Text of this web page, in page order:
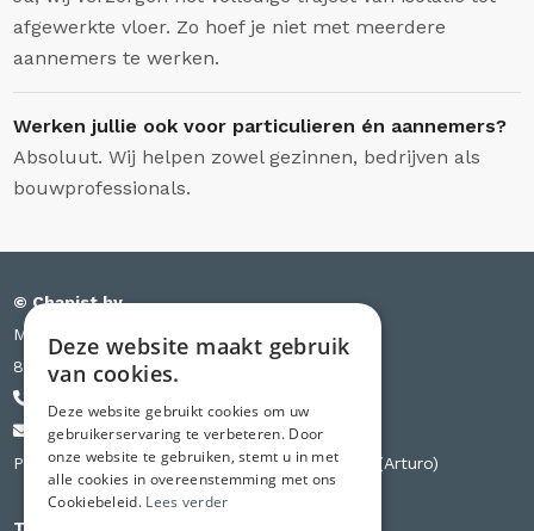
afgewerkte vloer. Zo hoef je niet met meerdere
aannemers te werken.
Werken jullie ook voor particulieren én aannemers?
Absoluut. Wij helpen zowel gezinnen, bedrijven als
bouwprofessionals.
© Chapist bv
Meensesteenweg 385 bus S03
8501 Kortrijk
info@chapist.be
Partner van Knauf, Weber, Betopor, Uzin Utz (Arturo)
Deze website maakt gebruik
van cookies.
Deze website gebruikt cookies om uw
gebruikerservaring te verbeteren. Door
onze website te gebruiken, stemt u in met
alle cookies in overeenstemming met ons
Cookiebeleid. Lees verder